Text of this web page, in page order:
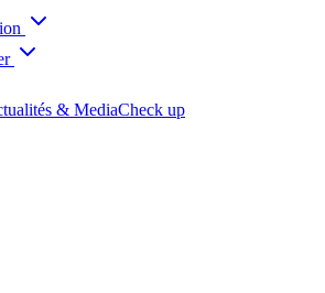
& MediaCheck up